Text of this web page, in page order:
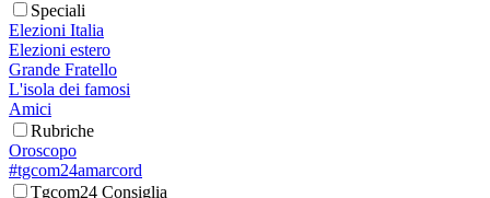
Speciali
Elezioni Italia
Elezioni estero
Grande Fratello
L'isola dei famosi
Amici
Rubriche
Oroscopo
#tgcom24amarcord
Tgcom24 Consiglia